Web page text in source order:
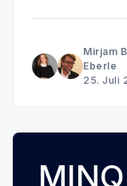
Mirjam
Eberle
25. Juli